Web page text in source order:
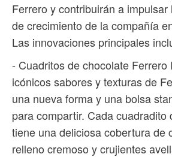
Ferrero y contribuirán a
de crecimiento de la compañía
Las innovaciones principales
- Cuadritos de chocolate Ferrero
icónicos sabores y texturas de
una nueva forma y una bolsa
para compartir. Cada cuadradito
tiene una deliciosa cobertura de
relleno cremoso y crujientes